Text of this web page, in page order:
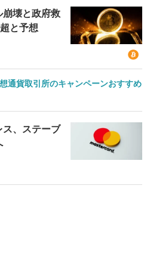
壊と政府救
と予想
通貨取引所のキャンペーンおすすめ
ス、ステーブ